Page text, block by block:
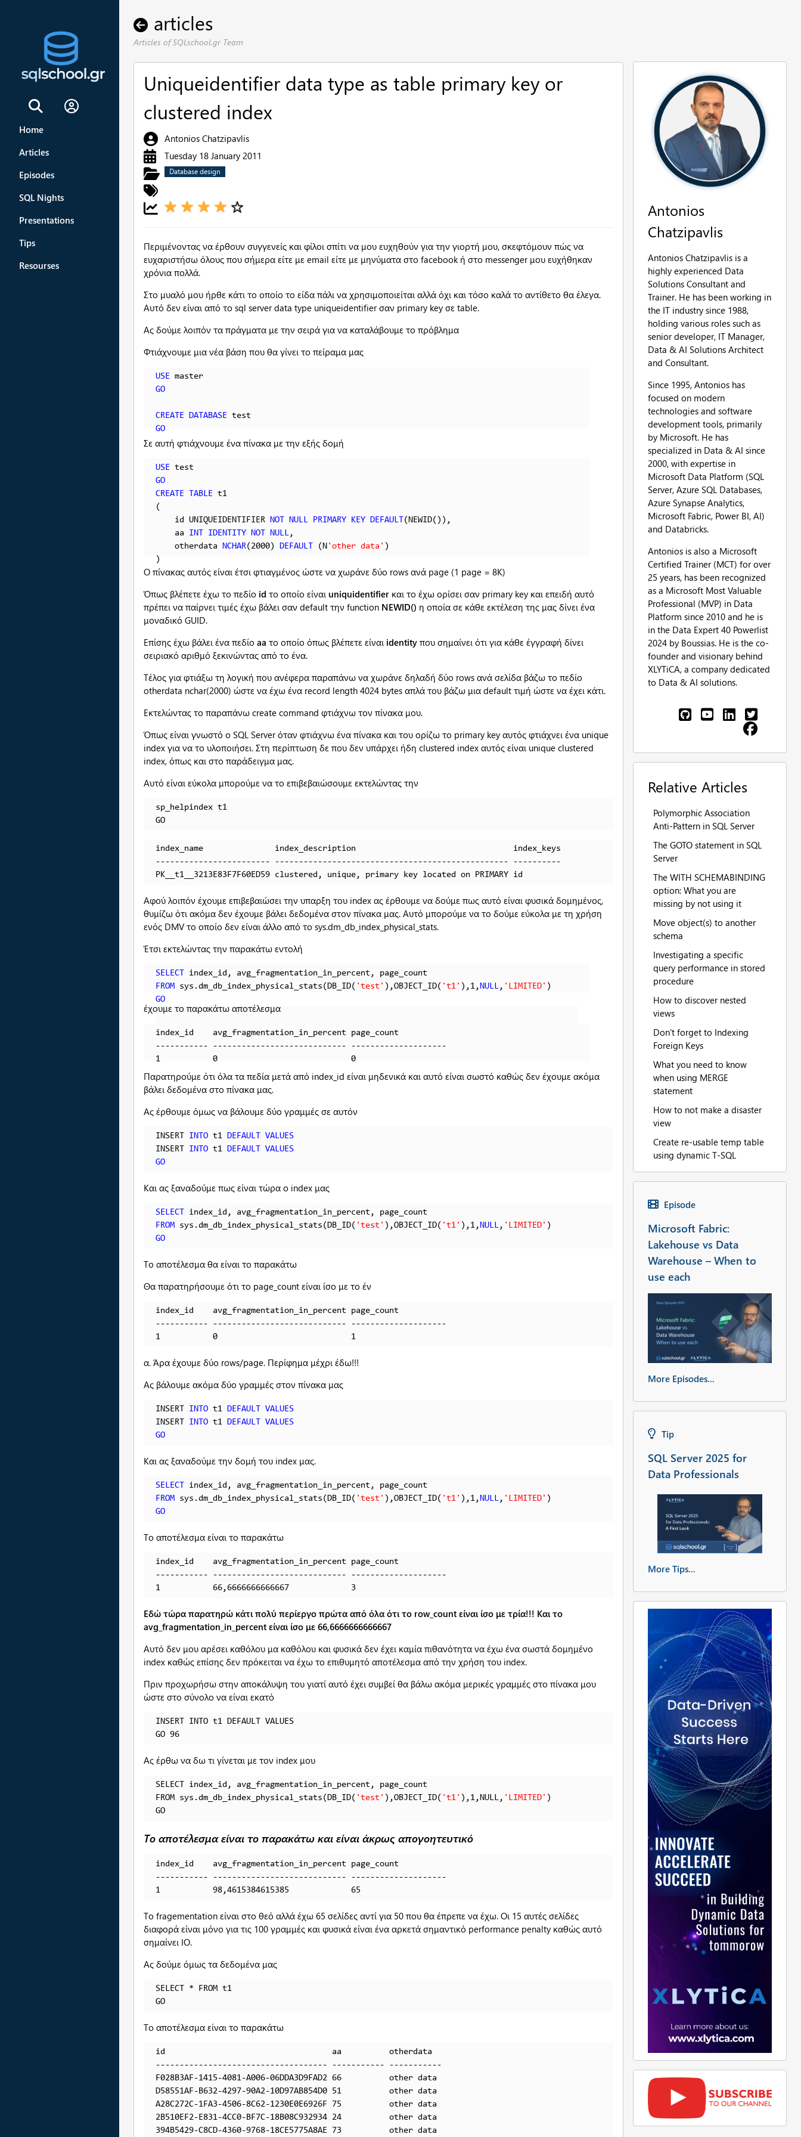
Sign In
Home
Articles
Episodes
SQL Nights
Presentations
Tips
Resourses
articles
Articles of SQLschool.gr Team
Uniqueidentifier data type as table primary key or
clustered index
Antonios Chatzipavlis
Tuesday 18 January 2011
Database design
Περιμένοντας να έρθουν συγγενείς και φίλοι σπίτι να μου ευχηθούν για την γιορτή μου, σκεφτόμουν πώς να
ευχαριστήσω όλους που σήμερα είτε με email είτε με μηνύματα στο facebook ή στο messenger μου ευχήθηκαν
χρόνια πολλά.
Στο μυαλό μου ήρθε κάτι το οποίο το είδα πάλι να χρησιμοποιείται αλλά όχι και τόσο καλά το αντίθετο θα έλεγα.
Aυτό δεν είναι από το sql server data type uniqueidentifier σαν primary key σε table.
Ας δούμε λοιπόν τα πράγματα με την σειρά για να καταλάβουμε το πρόβλημα
Φτιάχνουμε μια νέα βάση που θα γίνει το πείραμα μας
USE
GO
CREATE DATABASE
GO
Σε αυτή φτιάχνουμε ένα πίνακα με την εξής δομή
USE
GO
CREATE
TABLE t1
(
    id UNIQUEIDENTIFIER
NOT NULL PRIMARY KEY DEFAULT (NEWID()),
    aa
INT IDENTITY NOT NULL ,
    otherdata
NCHAR(2000) DEFAULT (N 'other data' )
)
Ο πίνακας αυτός είναι έτσι φτιαγμένος ώστε να χωράνε δύο rows ανά page (1 page = 8K)
Όπως βλέπετε έχω το πεδίο id το οποίο είναι uniquidentifier και το έχω ορίσει σαν primary key και επειδή αυτό
πρέπει να παίρνει τιμές έχω βάλει σαν default την function NEWID() η οποία σε κάθε εκτέλεση της μας δίνει ένα
μοναδικό GUID.
Επίσης έχω βάλει ένα πεδίο aa το οποίο όπως βλέπετε είναι identity που σημαίνει ότι για κάθε έγγραφή δίνει
σειριακό αριθμό ξεκινώντας από το ένα.
Τέλος για φτιάξω τη λογική που ανέφερα παραπάνω να χωράνε δηλαδή δύο rows ανά σελίδα βάζω το πεδίο
otherdata nchar(2000) ώστε να έχω ένα record length 4024 bytes απλά του βάζω μια default τιμή ώστε να έχει κάτι.
Εκτελώντας το παραπάνω create command φτιάχνω τον πίνακα μου.
Όπως είναι γνωστό ο SQL Server όταν φτιάχνω ένα πίνακα και του ορίζω το primary key αυτός φτιάχνει ένα unique
index για να το υλοποιήσει. Στη περίπτωση δε που δεν υπάρχει ήδη clustered index αυτός είναι unique clustered
index, όπως και στο παράδειγμα μας.
Αυτό είναι εύκολα μπορούμε να το επιβεβαιώσουμε εκτελώντας την
sp_helpindex t1
GO
index_name               index_description                                 index_keys
------------------------ ------------------------------------------------- ----------
PK__t1__3213E83F7F60ED59 clustered, unique, primary key located on PRIMARY id
Αφού λοιπόν έχουμε επιβεβαιώσει την υπαρξη του index ας έρθουμε να δούμε πως αυτό είναι φυσικά δομημένος,
θυμίζω ότι ακόμα δεν έχουμε βάλει δεδομένα στον πίνακα μας. Αυτό μπορούμε να το δούμε εύκολα με τη χρήση
ενός DMV το οποίο δεν είναι άλλο από το sys.dm_db_index_physical_stats.
Έτσι εκτελώντας την παρακάτω εντολή
SELECT
FROM sys.dm_db_index_physical_stats(DB_ID( 'test' ),OBJECT_ID( 't1' ),1,NULL , 'LIMITED'
GO
έχουμε το παρακάτω αποτέλεσμα
index_id    avg_fragmentation_in_percent page_count
----------- ---------------------------- --------------------
1           0                            0
Παρατηρούμε ότι όλα τα πεδία μετά από index_id είναι μηδενικά και αυτό είναι σωστό καθώς δεν έχουμε ακόμα
βάλει δεδομένα στο πίνακα μας.
Ας έρθουμε όμως να βάλουμε δύο γραμμές σε αυτόν
INSERT INTO t1 DEFAULT
VALUES
INSERT INTO t1 DEFAULT
VALUES
GO
Και ας ξαναδούμε πως είναι τώρα ο index μας
SELECT
FROM sys.dm_db_index_physical_stats(DB_ID( 'test' ),OBJECT_ID( 't1' ),1,NULL , 'LIMITED'
GO
Το αποτέλεσμα θα είναι το παρακάτω
Θα παρατηρήσουμε ότι το page_count είναι ίσο με το έν
index_id    avg_fragmentation_in_percent page_count
----------- ---------------------------- --------------------
1           0                            1
α. Άρα έχουμε δύο rows/page. Περίφημα μέχρι έδω!!!
Ας βάλουμε ακόμα δύο γραμμές στον πίνακα μας
INSERT INTO t1 DEFAULT
VALUES
INSERT INTO t1 DEFAULT
VALUES
GO
Και ας ξαναδούμε την δομή του index μας.
SELECT
FROM sys.dm_db_index_physical_stats(DB_ID( 'test' ),OBJECT_ID( 't1' ),1,NULL , 'LIMITED'
GO
Το αποτέλεσμα είναι το παρακάτω
index_id    avg_fragmentation_in_percent page_count
----------- ---------------------------- --------------------
1           66,6666666666667             3
Εδώ τώρα παρατηρώ κάτι πολύ περίεργο πρώτα από όλα ότι το row_count είναι ίσο με τρία!!! Και το
avg_fragmentation_in_percent είναι ίσο με 66,6666666666667
Αυτό δεν μου αρέσει καθόλου μα καθόλου και φυσικά δεν έχει καμία πιθανότητα να έχω ένα σωστά δομημένο
index καθώς επίσης δεν πρόκειται να έχω το επιθυμητό αποτέλεσμα από την χρήση του index.
Πριν προχωρήσω στην αποκάλυψη του γιατί αυτό έχει συμβεί θα βάλω ακόμα μερικές γραμμές στο πίνακα μου
ώστε στο σύνολο να είναι εκατό
INSERT INTO t1 DEFAULT VALUES
GO 96
Ας έρθω να δω τι γίνεται με τον index μου
SELECT index_id, avg_fragmentation_in_percent, page_count
FROM sys.dm_db_index_physical_stats(DB_ID( 'test' ),OBJECT_ID( 't1' ),1,NULL, 'LIMITED' )
GO
Το αποτέλεσμα είναι το παρακάτω και είναι άκρως απογοητευτικό
index_id    avg_fragmentation_in_percent page_count
----------- ---------------------------- --------------------
1           98,4615384615385             65
Το fragementation είναι στο θεό αλλά έχω 65 σελίδες αντί για 50 που θα έπρεπε να έχω. Οι 15 αυτές σελίδες
διαφορά είναι μόνο για τις 100 γραμμές και φυσικά είναι ένα αρκετά σημαντικό performance penalty καθώς αυτό
σημαίνει ΙΟ.
Ας δούμε όμως τα δεδομένα μας
SELECT * FROM t1
GO
Το αποτέλεσμα είναι το παρακάτω
id                                   aa          otherdata
------------------------------------ ----------- -----------
F028B3AF-1415-4081-A006-06DDA3D9FAD2 66          other data
D58551AF-B632-4297-90A2-10D97AB854D0 51          other data
A28C272C-1FA3-4506-8C62-1230E0E6926F 75          other data
2B510EF2-E831-4CC0-BF7C-18B08C932934 24          other data
394B5429-C8CD-4360-9768-18CE5775A8AE 73          other data
Antonios
Chatzipavlis
Antonios Chatzipavlis is a
highly experienced Data
Solutions Consultant and
Trainer. He has been working in
the IT industry since 1988,
holding various roles such as
senior developer, IT Manager,
Data & AI Solutions Architect
and Consultant.
Since 1995, Antonios has
focused on modern
technologies and software
development tools, primarily
by Microsoft. He has
specialized in Data & AI since
2000, with expertise in
Microsoft Data Platform (SQL
Server, Azure SQL Databases,
Azure Synapse Analytics,
Microsoft Fabric, Power BI, AI)
and Databricks.
Antonios is also a Microsoft
Certified Trainer (MCT) for over
25 years, has been recognized
as a Microsoft Most Valuable
Professional (MVP) in Data
Platform since 2010 and he is
in the Data Expert 40 Powerlist
2024 by Boussias. He is the co-
founder and visionary behind
XLYTiCA, a company dedicated
to Data & AI solutions.
Relative Articles
Polymorphic Association
Anti-Pattern in SQL Server
The GOTO statement in SQL
Server
The WITH SCHEMABINDING
option: What you are
missing by not using it
Move object(s) to another
schema
Investigating a specific
query performance in stored
procedure
How to discover nested
views
Don't forget to Indexing
Foreign Keys
What you need to know
when using MERGE
statement
How to not make a disaster
view
Create re-usable temp table
using dynamic T-SQL
Episode
Microsoft Fabric:
Lakehouse vs Data
Warehouse – When to
use each
More Episodes...
Tip
SQL Server 2025 for
Data Professionals
More Tips...